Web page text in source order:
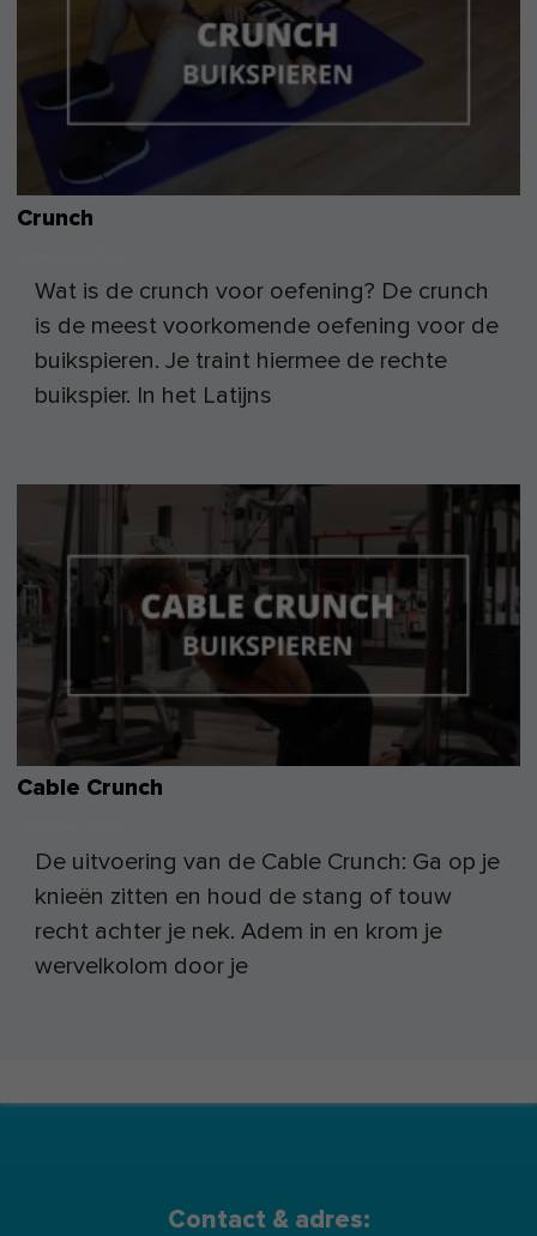
Crunch
Wat is de crunch voor oefening? De crunch
is de meest voorkomende oefening voor de
buikspieren. Je traint hiermee de rechte
buikspier. In het Latijns
Cable Crunch
De uitvoering van de Cable Crunch: Ga op je
knieën zitten en houd de stang of touw
recht achter je nek. Adem in en krom je
wervelkolom door je
Contact & adres: